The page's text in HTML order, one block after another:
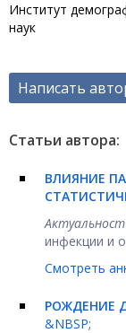
Институт
наук
Написать
Статьи автора:
ВЛИЯНИЕ
инфекции и
Смотреть
РОЖДЕНИЕ
&NBSP;